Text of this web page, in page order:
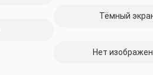
Тёмный
Нет